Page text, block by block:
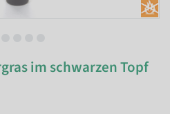
im schwarzen Topf